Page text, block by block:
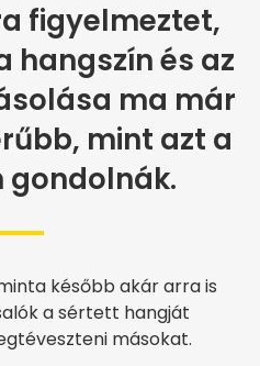
figyelmeztet,
hangszín és az
ma már
mint azt a
gondolnák.
később akár arra is
a sértett hangját
másokat.